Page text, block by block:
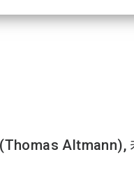
Altmann),